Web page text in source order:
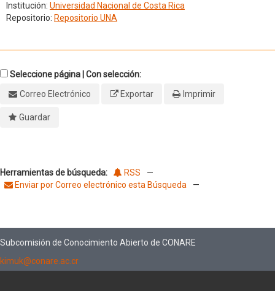
Institución: Universidad Nacional de Costa Rica
Repositorio: Repositorio UNA
Seleccione página | Con selección:
Correo Electrónico
Exportar Imprimir
Guardar
Herramientas de búsqueda: RSS
—
Enviar por Correo electrónico esta Búsqueda
—
Subcomisión de Conocimiento Abierto de CONARE
kimuk@conare.ac.cr